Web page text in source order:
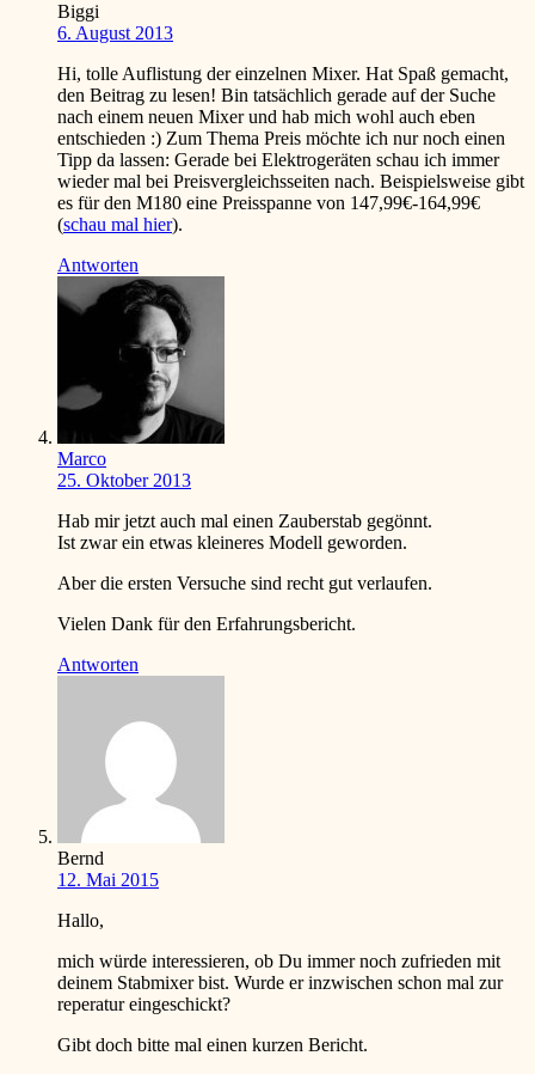
Biggi
6. August 2013
Hi, tolle Auflistung der einzelnen Mixer. Hat Spaß gemacht,
den Beitrag zu lesen! Bin tatsächlich gerade auf der Suche
nach einem neuen Mixer und hab mich wohl auch eben
entschieden :) Zum Thema Preis möchte ich nur noch einen
Tipp da lassen: Gerade bei Elektrogeräten schau ich immer
wieder mal bei Preisvergleichsseiten nach. Beispielsweise gibt
es für den M180 eine Preisspanne von 147,99€-164,99€
(schau mal hier).
Antworten
Marco
25. Oktober 2013
Hab mir jetzt auch mal einen Zauberstab gegönnt.
Ist zwar ein etwas kleineres Modell geworden.
Aber die ersten Versuche sind recht gut verlaufen.
Vielen Dank für den Erfahrungsbericht.
Antworten
Bernd
12. Mai 2015
Hallo,
mich würde interessieren, ob Du immer noch zufrieden mit
deinem Stabmixer bist. Wurde er inzwischen schon mal zur
reperatur eingeschickt?
Gibt doch bitte mal einen kurzen Bericht.